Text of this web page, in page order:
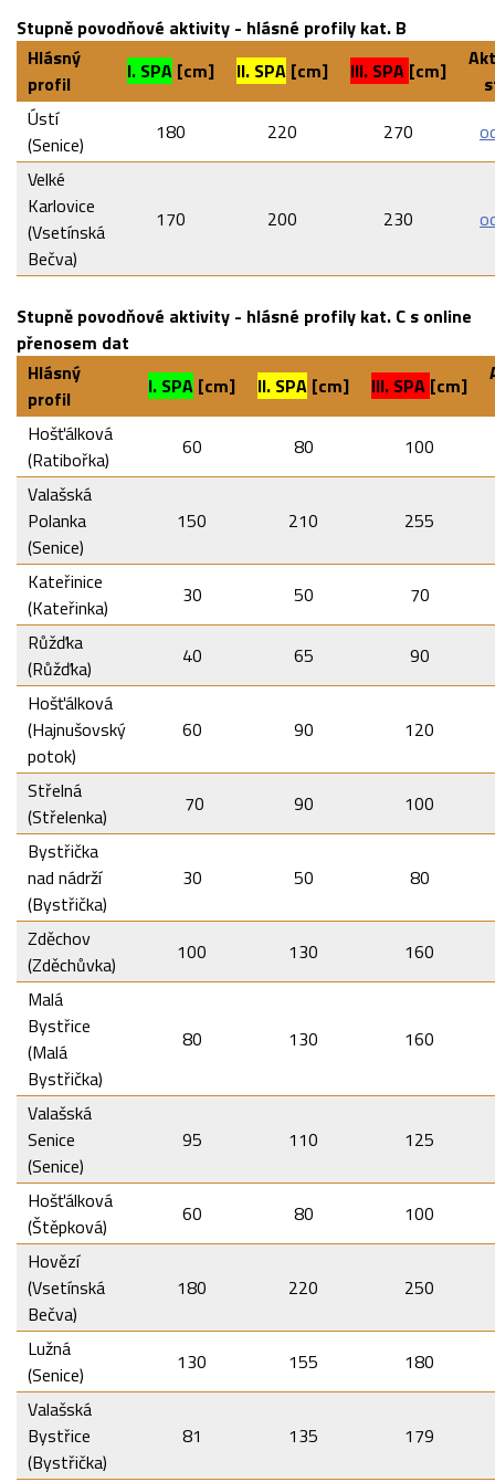
Stupně povodňové aktivity - hlásné profily kat. B
Hlásný
profil
I. SPA [cm] II. SPA [cm] III. SPA [cm]
Ústí
(Senice)
180 220 270
Velké
Karlovice
(Vsetínská
Bečva)
170 200 230
Stupně povodňové aktivity - hlásné profily kat. C s online
přenosem dat
Hlásný
profil
I. SPA [cm] II. SPA [cm] III. SPA [cm]
Hošťálková
(Ratibořka)
60 80
100
Valašská
Polanka
(Senice)
150 210 255
Kateřinice
(Kateřinka)
30 50
70
Růžďka
(Růžďka)
40 65
90
Hošťálková
(Hajnušovský
potok)
60 90 120
Střelná
(Střelenka)
70 90
100
Bystřička
nad nádrží
(Bystřička)
30 50 80
Zděchov
(Zděchůvka)
100 130
160
Malá
Bystřice
(Malá
Bystřička)
80 130 160
Valašská
Senice
(Senice)
95 110 125
Hošťálková
(Štěpková)
60 80
100
Hovězí
(Vsetínská
Bečva)
180 220 250
Lužná
(Senice)
130 155
180
Valašská
Bystřice
(Bystřička)
81 135 179